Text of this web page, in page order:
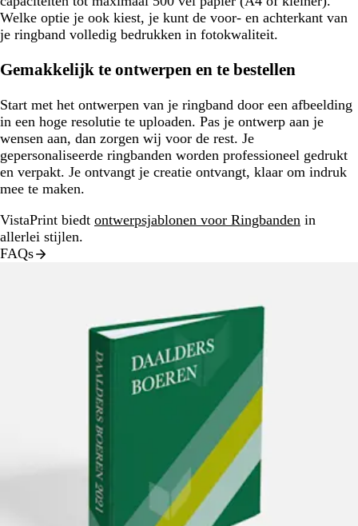
Welke optie je ook kiest, je kunt de voor- en achterkant van
je ringband volledig bedrukken in fotokwaliteit.
Gemakkelijk te ontwerpen en te bestellen
Start met het ontwerpen van je ringband door een afbeelding
in een hoge resolutie te uploaden. Pas je ontwerp aan je
wensen aan, dan zorgen wij voor de rest. Je
gepersonaliseerde ringbanden worden professioneel gedrukt
en verpakt. Je ontvangt je creatie ontvangt, klaar om indruk
mee te maken.
VistaPrint biedt ontwerpsjablonen voor Ringbanden in
allerlei stijlen.
FAQs